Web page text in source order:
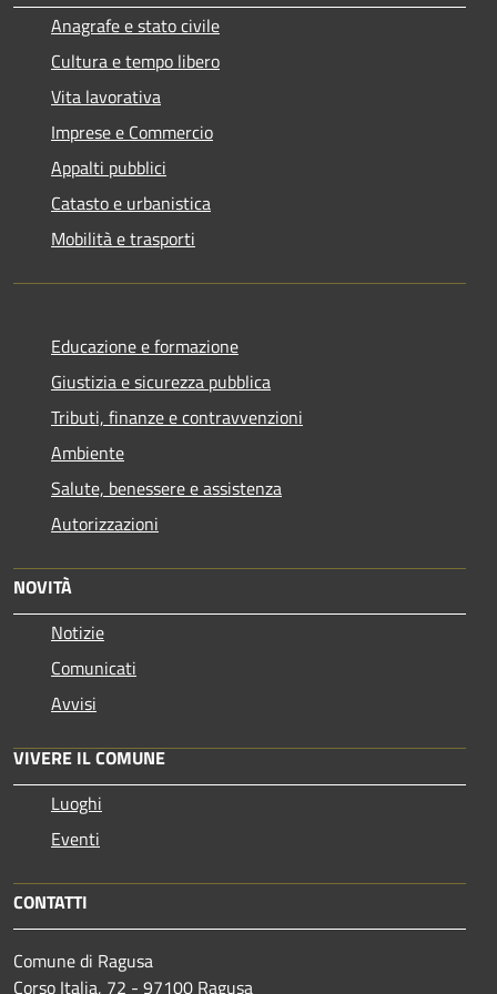
Anagrafe e stato civile
Cultura e tempo libero
Vita lavorativa
Imprese e Commercio
Appalti pubblici
Catasto e urbanistica
Mobilità e trasporti
Educazione e formazione
Giustizia e sicurezza pubblica
Tributi, finanze e contravvenzioni
Ambiente
Salute, benessere e assistenza
Autorizzazioni
NOVITÀ
Notizie
Comunicati
Avvisi
VIVERE IL COMUNE
Luoghi
Eventi
CONTATTI
Comune di Ragusa
Corso Italia, 72 - 97100 Ragusa